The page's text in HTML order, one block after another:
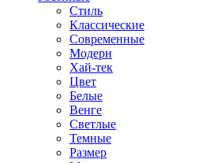
Стиль
Классические
Современные
Модерн
Хай-тек
Цвет
Белые
Венге
Светлые
Темные
Размер